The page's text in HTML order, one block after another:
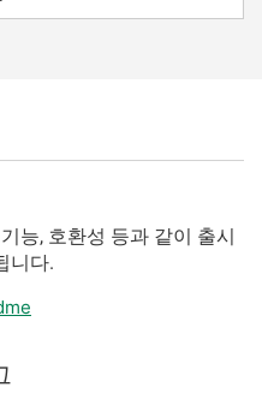
능, 호환성 등과 같이 출시
니다.